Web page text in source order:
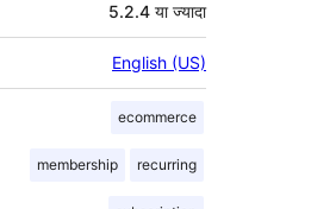
5.2.4 या ज्यादा
English (US)
ecommerce
membership recurring